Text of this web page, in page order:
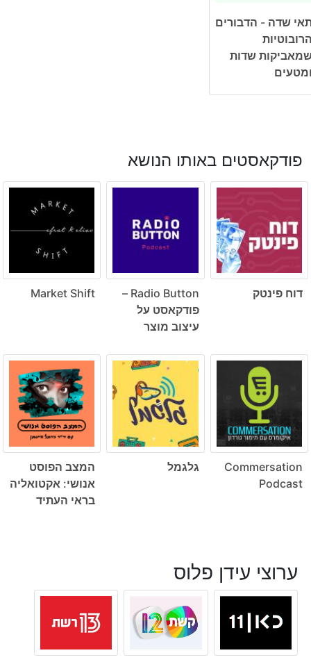
שדה - הדבורים
שדות
פודקאסטים באותו הנושא
דוח פינטק
Radio Button –
פודקאסט על
עיצוב מוצר
Market Shift
Commersation
Podcast
גלגמל
המצב הפוסט
אנושי: אקטואליה
בראי העתיד
ערוצי עידן פלוס